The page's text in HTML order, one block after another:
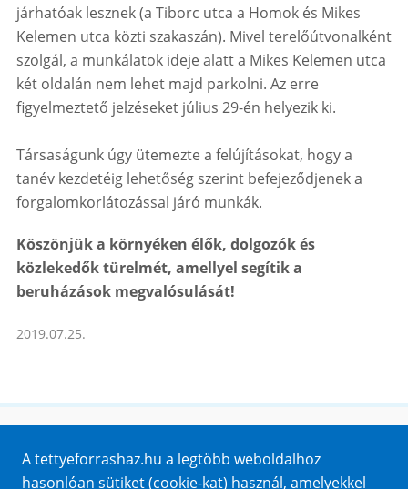
járhatóak lesznek (a Tiborc utca a Homok és Mikes
Kelemen utca közti szakaszán). Mivel terelőútvonalként
szolgál, a munkálatok ideje alatt a Mikes Kelemen utca
két oldalán nem lehet majd parkolni. Az erre
figyelmeztető jelzéseket július 29-én helyezik ki.
Társaságunk úgy ütemezte a felújításokat, hogy a
tanév kezdetéig lehetőség szerint befejeződjenek a
forgalomkorlátozással járó munkák.
Köszönjük a környéken élők, dolgozók és
közlekedők türelmét, amellyel segítik a
beruházások megvalósulását!
2019.07.25.
Impresszum
A tettyeforrashaz.hu a legtöbb weboldalhoz
hasonlóan sütiket (cookie-kat) használ, amelyekkel